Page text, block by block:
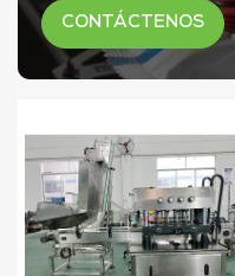
CONTÁCTENOS